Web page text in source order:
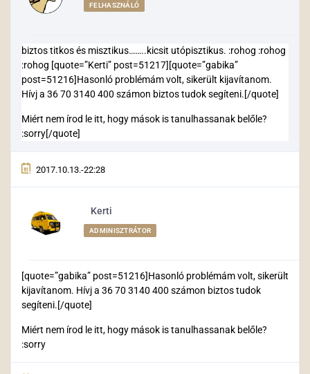
FELHASZNÁLÓ
biztos titkos és misztikus……..kicsit utópisztikus. :rohog :rohog
:rohog [quote=”Kerti” post=51217][quote=”gabika”
post=51216]Hasonló problémám volt, sikerült kijavítanom.
Hívj a 36 70 3140 400 számon biztos tudok segíteni.[/quote]
Miért nem írod le itt, hogy mások is tanulhassanak belőle?
:sorry[/quote]
2017.10.13.-22:28
Kerti
ADMINISZTRÁTOR
[quote=”gabika” post=51216]Hasonló problémám volt, sikerült
kijavítanom. Hívj a 36 70 3140 400 számon biztos tudok
segíteni.[/quote]
Miért nem írod le itt, hogy mások is tanulhassanak belőle?
:sorry